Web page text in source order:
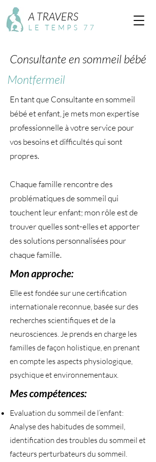
LE TEMPS 77
A TRAVERS
Consultante en sommeil bébé
Montfermeil
En tant que Consultante en sommeil
bébé et enfant, je mets mon expertise
professionnelle à votre service pour
vos besoins et difficultés qui sont
propres.
Chaque famille rencontre des
problématiques de sommeil qui
touchent leur enfant; mon rôle est de
trouver quelles sont-elles et apporter
des solutions personnalisées pour
chaque famille.
Mon approche:
Elle est fondée sur une certification
internationale reconnue, basée sur des
recherches scientifiques et de la
neurosciences. Je prends en charge les
familles de façon holistique, en prenant
en compte les aspects physiologique,
psychique et environnementaux.
Mes compétences:
Evaluation du sommeil de l’enfant:
Analyse des habitudes de sommeil,
identification des troubles du sommeil et
facteurs perturbateurs du sommeil.